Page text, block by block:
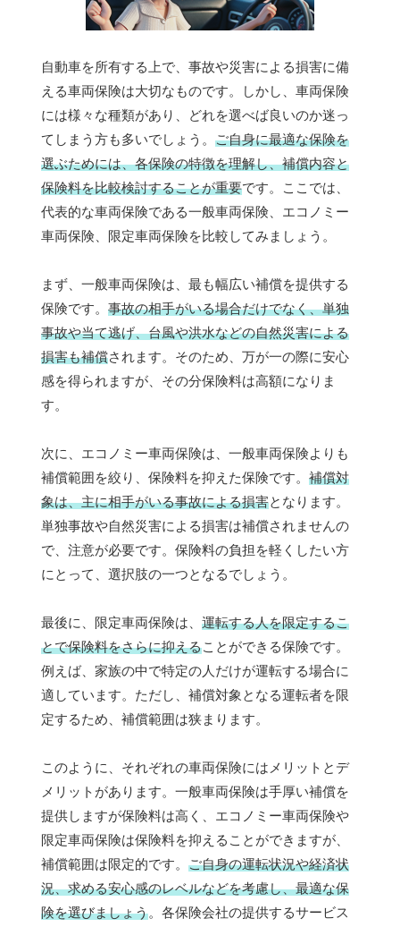
自動車を所有する上で、事故や災害による損害に備
える車両保険は大切なものです。しかし、車両保険
には様々な種類があり、どれを選べば良いのか迷っ
てしまう方も多いでしょう。 ご自身に最適な保険を
選ぶためには、各保険の特徴を理解し、補償内容と
保険料を比較検討することが重要です。ここでは、
代表的な車両保険である一般車両保険、エコノミー
車両保険、限定車両保険を比較してみましょう。
まず、一般車両保険は、最も幅広い補償を提供する
保険です。 事故の相手がいる場合だけでなく、単独
事故や当て逃げ、台風や洪水などの自然災害による
損害も補償されます。そのため、万が一の際に安心
感を得られますが、その分保険料は高額になりま
す。
次に、エコノミー車両保険は、一般車両保険よりも
補償範囲を絞り、保険料を抑えた保険です。 補償対
象は、主に相手がいる事故による損害となります。
単独事故や自然災害による損害は補償されませんの
で、注意が必要です。保険料の負担を軽くしたい方
にとって、選択肢の一つとなるでしょう。
最後に、限定車両保険は、 運転する人を限定するこ
とで保険料をさらに抑えることができる保険です。
例えば、家族の中で特定の人だけが運転する場合に
適しています。ただし、補償対象となる運転者を限
定するため、補償範囲は狭まります。
このように、それぞれの車両保険にはメリットとデ
メリットがあります。一般車両保険は手厚い補償を
提供しますが保険料は高く、エコノミー車両保険や
限定車両保険は保険料を抑えることができますが、
補償範囲は限定的です。 ご自身の運転状況や経済状
況、求める安心感のレベルなどを考慮し、最適な保
険を選びましょう。各保険会社の提供するサービス